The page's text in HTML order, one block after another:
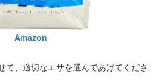
Amazon
て、適切なエサを選んであげてくださ